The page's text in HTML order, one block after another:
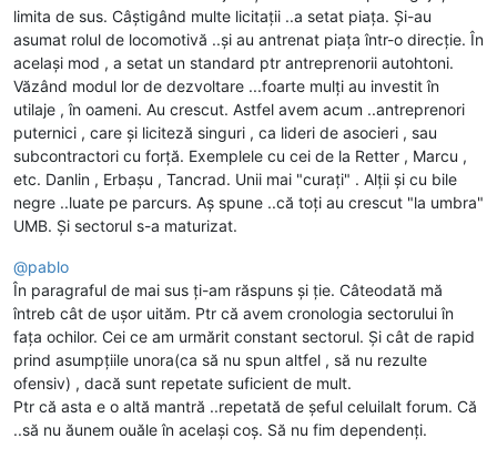
limita de sus. Câștigând multe licitații ..a setat piața. Și-au
asumat rolul de locomotivă ..și au antrenat piața într-o direcție. În
același mod , a setat un standard ptr antreprenorii autohtoni.
Văzând modul lor de dezvoltare ...foarte mulți au investit în
utilaje , în oameni. Au crescut. Astfel avem acum ..antreprenori
puternici , care și liciteză singuri , ca lideri de asocieri , sau
subcontractori cu forță. Exemplele cu cei de la Retter , Marcu ,
etc. Danlin , Erbașu , Tancrad. Unii mai "curați" . Alții și cu bile
negre ..luate pe parcurs. Aș spune ..că toți au crescut "la umbra"
UMB. Și sectorul s-a maturizat.
@pablo
În paragraful de mai sus ți-am răspuns și ție. Câteodată mă
întreb cât de ușor uităm. Ptr că avem cronologia sectorului în
fața ochilor. Cei ce am urmărit constant sectorul. Și cât de rapid
prind asumpțiile unora(ca să nu spun altfel , să nu rezulte
ofensiv) , dacă sunt repetate suficient de mult.
Ptr că asta e o altă mantră ..repetată de șeful celuilalt forum. Că
..să nu ăunem ouăle în același coș. Să nu fim dependenți.